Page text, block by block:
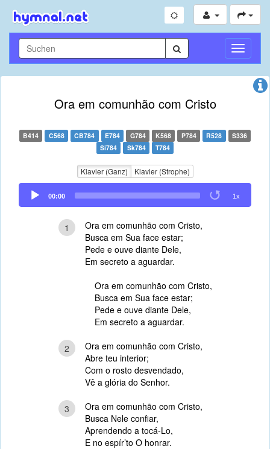
Ora em comunhão com Cristo
B414 C568 CB784 E784 G784 K568 P784 R528
S336
Si784
Sk784 T784
Klavier (Ganz) Klavier (Strophe)
Audio
Player
00:00 1x
1
Ora em comunhão com Cristo,
Busca em Sua face estar;
Pede e ouve diante Dele,
Em secreto a aguardar.
Ora em comunhão com Cristo,
Busca em Sua face estar;
Pede e ouve diante Dele,
Em secreto a aguardar.
2
Ora em comunhão com Cristo,
Abre teu interior;
Com o rosto desvendado,
Vê a glória do Senhor.
3
Ora em comunhão com Cristo,
Busca Nele confiar,
Aprendendo a tocá-Lo,
E no espír’to O honrar.